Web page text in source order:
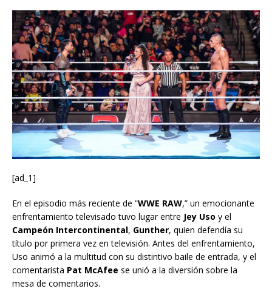
[ad_1]
En el episodio más reciente de “WWE RAW,” un emocionante
enfrentamiento televisado tuvo lugar entre Jey Uso y el
Campeón Intercontinental, Gunther, quien defendía su
título por primera vez en televisión. Antes del enfrentamiento,
Uso animó a la multitud con su distintivo baile de entrada, y el
comentarista Pat McAfee se unió a la diversión sobre la
mesa de comentarios.